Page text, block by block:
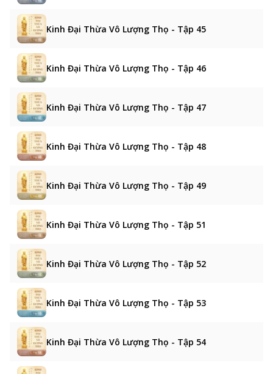
Kinh Đại Thừa Vô Lượng Thọ - Tập 45
Kinh Đại Thừa Vô Lượng Thọ - Tập 46
Kinh Đại Thừa Vô Lượng Thọ - Tập 47
Kinh Đại Thừa Vô Lượng Thọ - Tập 48
Kinh Đại Thừa Vô Lượng Thọ - Tập 49
Kinh Đại Thừa Vô Lượng Thọ - Tập 51
Kinh Đại Thừa Vô Lượng Thọ - Tập 52
Kinh Đại Thừa Vô Lượng Thọ - Tập 53
Kinh Đại Thừa Vô Lượng Thọ - Tập 54